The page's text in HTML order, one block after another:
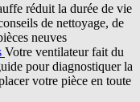
réduit la durée de vie
de nettoyage, de
neuves
Votre ventilateur fait du
pour diagnostiquer la
votre pièce en toute